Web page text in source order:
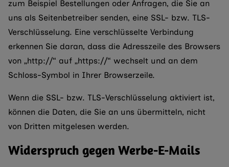
zum Beispiel Bestellungen oder Anfragen, die Sie an
uns als Seitenbetreiber senden, eine SSL- bzw. TLS-
Verschlüsselung. Eine verschlüsselte Verbindung
erkennen Sie daran, dass die Adresszeile des Browsers
von „http://“ auf „https://“ wechselt und an dem
Schloss-Symbol in Ihrer Browserzeile.
Wenn die SSL- bzw. TLS-Verschlüsselung aktiviert ist,
können die Daten, die Sie an uns übermitteln, nicht
von Dritten mitgelesen werden.
Widerspruch gegen Werbe-E-Mails